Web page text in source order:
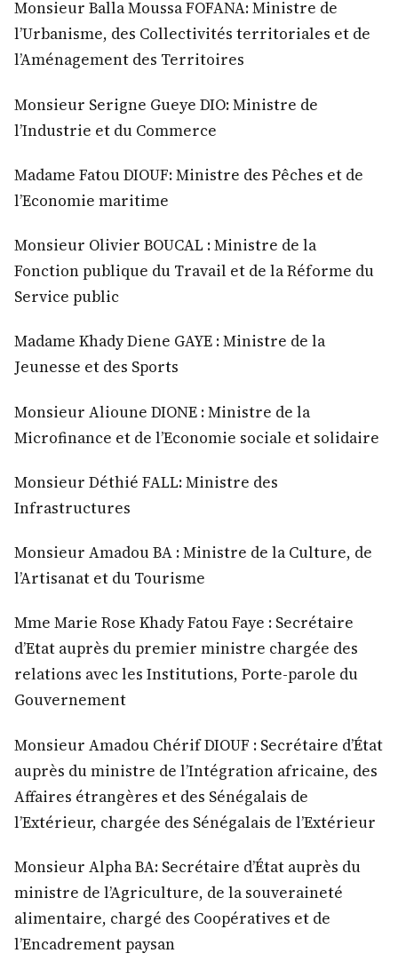
Monsieur Balla Moussa FOFANA: Ministre de
l’Urbanisme, des Collectivités territoriales et de
l’Aménagement des Territoires
Monsieur Serigne Gueye DIO: Ministre de
l’Industrie et du Commerce
Madame Fatou DIOUF: Ministre des Pêches et de
l’Economie maritime
Monsieur Olivier BOUCAL : Ministre de la
Fonction publique du Travail et de la Réforme du
Service public
Madame Khady Diene GAYE : Ministre de la
Jeunesse et des Sports
Monsieur Alioune DIONE : Ministre de la
Microfinance et de l’Economie sociale et solidaire
Monsieur Déthié FALL: Ministre des
Infrastructures
Monsieur Amadou BA : Ministre de la Culture, de
l’Artisanat et du Tourisme
Mme Marie Rose Khady Fatou Faye : Secrétaire
d’Etat auprès du premier ministre chargée des
relations avec les Institutions, Porte-parole du
Gouvernement
Monsieur Amadou Chérif DIOUF : Secrétaire d’État
auprès du ministre de l’Intégration africaine, des
Affaires étrangères et des Sénégalais de
l’Extérieur, chargée des Sénégalais de l’Extérieur
Monsieur Alpha BA: Secrétaire d’État auprès du
ministre de l’Agriculture, de la souveraineté
alimentaire, chargé des Coopératives et de
l’Encadrement paysan